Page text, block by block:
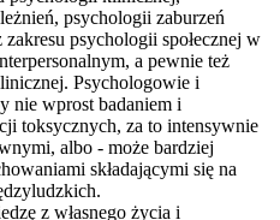
psychologii zaburzeń
psychologii społecznej w
m, a pewnie też
Psychologowie i
nie wprost badaniem i
toksycznych, za to intensywnie
albo - może bardziej
składającymi się na
z własnego życia i